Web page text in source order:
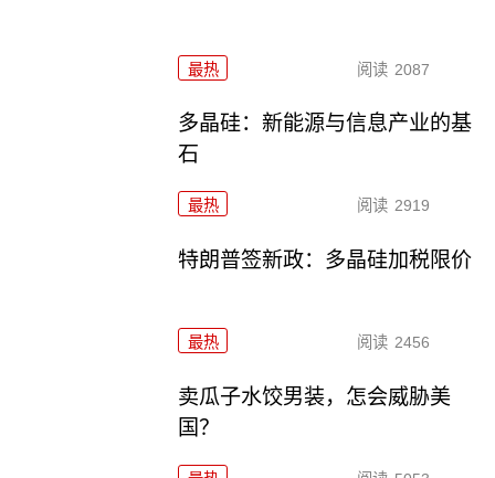
最热 阅读 2087
多晶硅：新能源与信息产业的基
石
最热 阅读 2919
特朗普签新政：多晶硅加税限价
最热 阅读 2456
卖瓜子水饺男装，怎会威胁美
国？